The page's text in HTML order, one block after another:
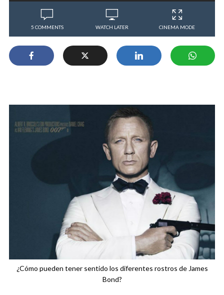
5 COMMENTS WATCH LATER CINEMA MODE
¿Cómo pueden tener sentido los diferentes rostros de James
Bond?